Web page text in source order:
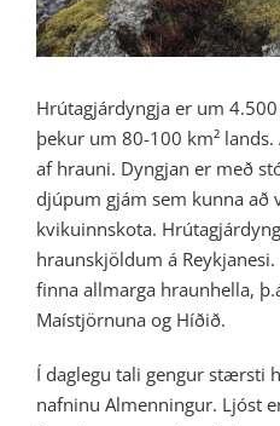
Hrútagjárdyngja er um
þekur um 80-100 km²
af hrauni. Dyngjan er með
djúpum gjám sem kunna að
kvikuinnskota.
hraunskjöldum á
finna allmarga hraunhella,
Maístjörnuna og Híðið.
Í daglegu tali gengur stærsti
nafninu Almenningur. Ljóst